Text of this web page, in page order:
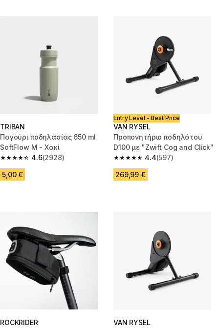
TRIBAN
Παγούρι ποδηλασίας 650 ml
SoftFlow M - Χακί
4.6
4.6 out of 5 stars from 2928 reviews
(2928)
5,00 €
Entry Level - Best Price
VAN RYSEL
Προπονητήριο ποδηλάτου
D100 με "Zwift Cog and Click"
4.4
4.4 out of 5 stars from 597
(597)
269,99 €
ROCKRIDER
VAN RYSEL